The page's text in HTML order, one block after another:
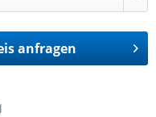
anfragen